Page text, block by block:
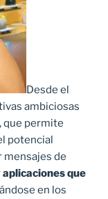
Desde el
ambiciosas
, que permite
potencial
mensajes de
aplicaciones que
en los